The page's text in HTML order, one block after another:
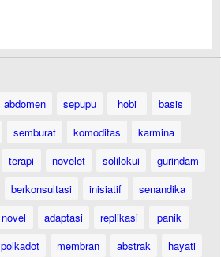
abdomen sepupu hobi
basis
semburat komoditas
karmina
terapi novelet solilokui
gurindam
berkonsultasi inisiatif
senandika
novel adaptasi replikasi
panik
polkadot membran abstrak
hayati